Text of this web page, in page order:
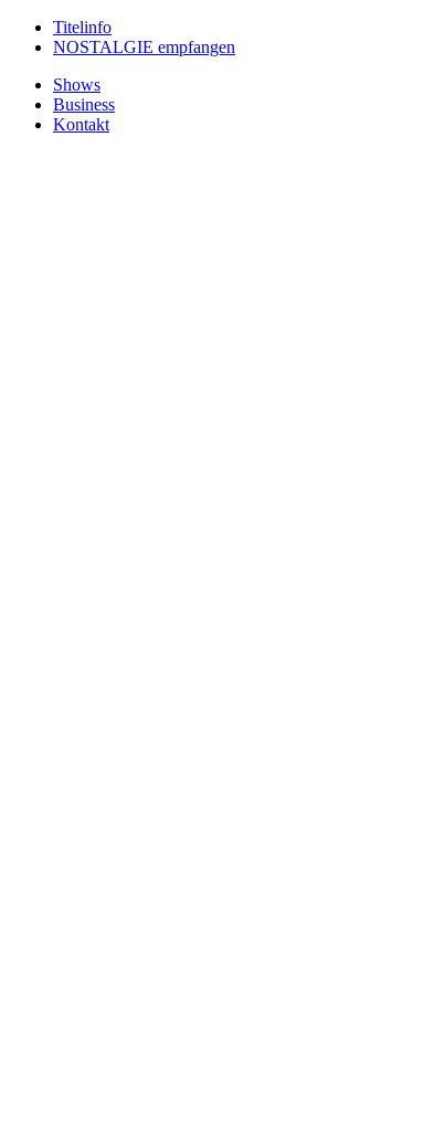
Titelinfo
NOSTALGIE empfangen
Shows
Business
Kontakt